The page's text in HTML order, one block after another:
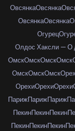
ОвсянкаОвсянка
ОвсянкаОвсянка
Огурец
Олдос Хаксли — О
ОмскОмскОмскОмск
ОмскОмскОмск
ОрехиОрехиОрехи
ПарижПарижПариж
ПекинПекинПекин
ПекинПекинПекин